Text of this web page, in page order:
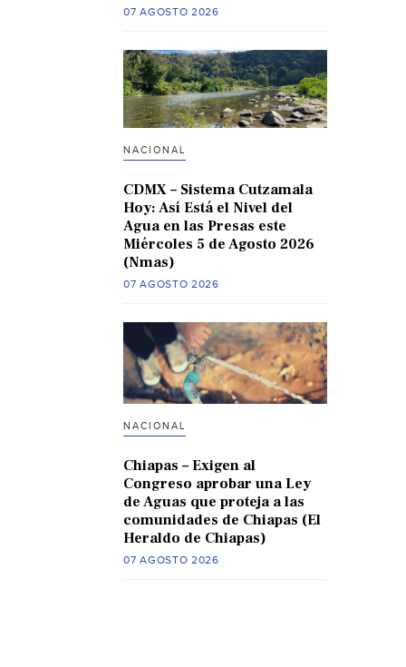
07 AGOSTO 2026
NACIONAL
CDMX – Sistema Cutzamala
Hoy: Así Está el Nivel del
Agua en las Presas este
Miércoles 5 de Agosto 2026
(Nmas)
07 AGOSTO 2026
NACIONAL
Chiapas – Exigen al
Congreso aprobar una Ley
de Aguas que proteja a las
comunidades de Chiapas (El
Heraldo de Chiapas)
07 AGOSTO 2026